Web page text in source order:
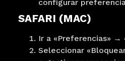
configurar
SAFARI (MAC)
Ir a «Preferencias» →
Seleccionar